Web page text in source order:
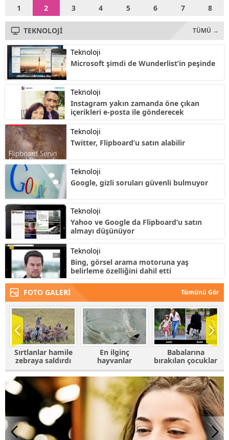
1 2 3 4 5 6 7 8
TEKNOLOJİ TÜMÜ →
Teknoloji
Microsoft şimdi de Wunderlist’in peşinde
Teknoloji
Instagram yakın zamanda öne çıkan
içerikleri e-posta ile gönderecek
Teknoloji
Twitter, Flipboard’u satın alabilir
Teknoloji
Google, gizli soruları güvenli bulmuyor
Teknoloji
Yahoo ve Google da Flipboard’u satın
almayı düşünüyor
Teknoloji
Bing, görsel arama motoruna yaş
belirleme özelliğini dahil etti
FOTO GALERİ Tümünü Gör
En ilginç
hayvanlar
Babalarına
bırakılan çocuklar
Fotoğrafı
trolleyen
hayvanlar